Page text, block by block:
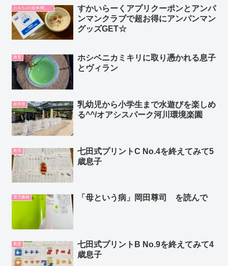
すかいらーくアプリクーポンとアンパ
ンマンクラブで超お得にアンパンマン
グッズGET☆
教育
ホシベニカミキリに取り憑かれる息子
とヴィラン
岐阜県
乳幼児から小学生まで水遊びを楽しめ
る^^/オアシスパーク河川環境楽園
教育
七田式プリントC No.4を終えてみて5
歳息子
育児書籍 「母という病」岡田尊司 を読んで
教育
七田式プリントB No.9を終えてみて4
歳息子